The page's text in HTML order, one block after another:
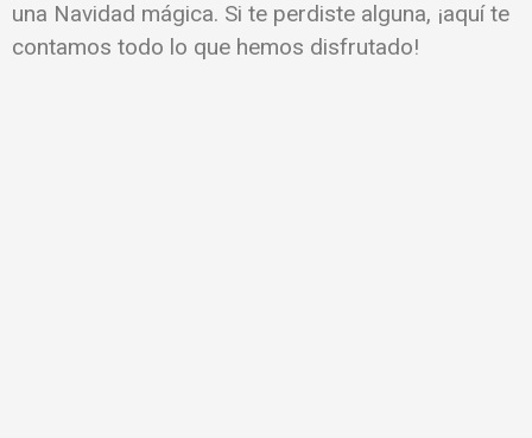
una Navidad mágica. Si te perdiste alguna, ¡aquí te
contamos todo lo que hemos disfrutado!